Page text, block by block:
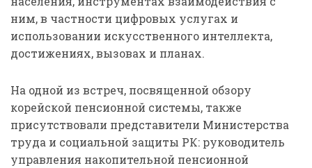
ним, в частности цифровых услугах и
использовании искусственного интеллекта,
достижениях, вызовах и планах.
На одной из встреч, посвященной обзору
корейской пенсионной системы, также
присутствовали представители Министерства
труда и социальной защиты РК: руководитель
управления накопительной пенсионной